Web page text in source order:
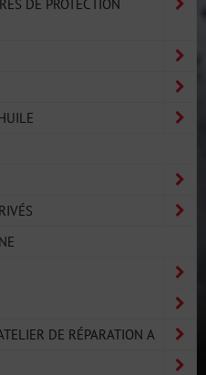
DE PROTECTION
DE RÉPARATION A